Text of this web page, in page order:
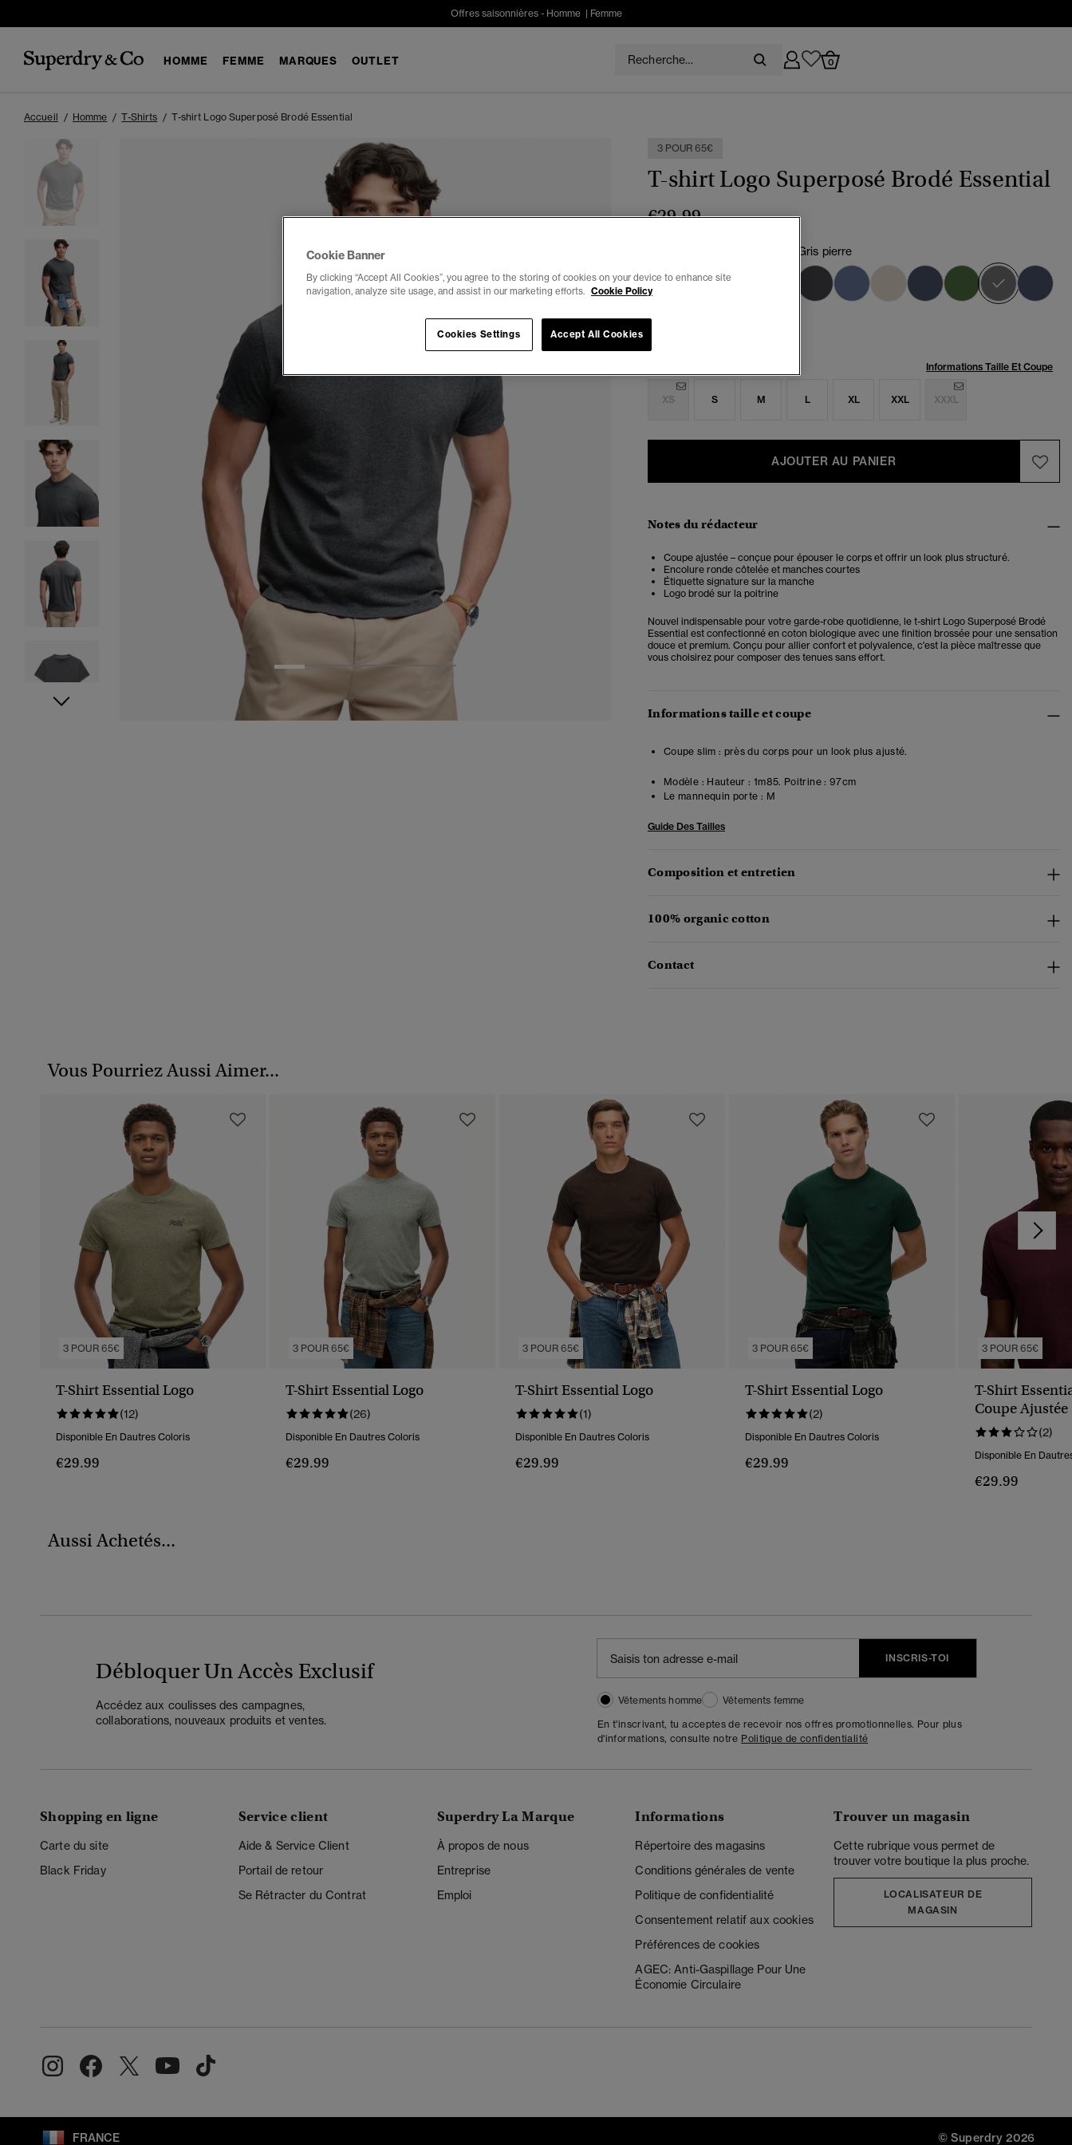
Offres saisonnières - Homme| Femme
HOMME FEMME MARQUES OUTLET 0
Accueil Homme T-Shirts T-shirt Logo Superposé Brodé Essential
3
3 POUR 65€
T-shirt Logo Superposé Brodé Essential
€29.99
Gris chiné antique/Gris pierre
Informations Taille Et Coupe
XS S M L XL XXL XXXL
AJOUTER AU PANIER
Notes du rédacteur
Coupe ajustée – conçue pour épouser le corps et offrir un look plus structuré.
Encolure ronde côtelée et manches courtes
Étiquette signature sur la manche
Logo brodé sur la poitrine
Nouvel indispensable pour votre garde-robe quotidienne, le t-shirt Logo Superposé Brodé
Essential est confectionné en coton biologique avec une finition brossée pour une sensation
douce et premium. Conçu pour allier confort et polyvalence, c'est la pièce maîtresse que
vous choisirez pour composer des tenues sans effort.
Informations taille et coupe
Coupe slim : près du corps pour un look plus ajusté.
Modèle : Hauteur : 1m85. Poitrine : 97cm
Le mannequin porte : M
Guide Des Tailles
Composition et entretien
100% organic cotton
Contact
Vous Pourriez Aussi Aimer...
3 POUR 65€
T-Shirt Essential Logo
(12)
Disponible En Dautres Coloris
€29.99
3 POUR 65€
T-Shirt Essential Logo
(26)
Disponible En Dautres Coloris
€29.99
3 POUR 65€
T-Shirt Essential Logo
(1)
Disponible En Dautres Coloris
€29.99
3 POUR 65€
T-Shirt Essential Logo
(2)
Disponible En Dautres Coloris
€29.99
3 POUR 65€
T-Shirt
Coupe Ajustée
(2)
Disponible En
€29.99
Aussi Achetés...
Débloquer Un Accès Exclusif
Accédez aux coulisses des campagnes,
collaborations, nouveaux produits et ventes.
INSCRIS-TOI
Vêtements homme
Vêtements femme
En t'inscrivant, tu acceptes de recevoir nos offres promotionnelles. Pour plus
d'informations, consulte notre Politique de confidentialité
Shopping en ligne
Carte du site
Black Friday
Service client
Aide & Service Client
Portail de retour
Se Rétracter du Contrat
Superdry La Marque
À propos de nous
Entreprise
Emploi
Informations
Répertoire des magasins
Conditions générales de vente
Politique de confidentialité
Consentement relatif aux cookies
Préférences de cookies
AGEC: Anti-Gaspillage Pour Une
Économie Circulaire
Trouver un magasin
Cette rubrique vous permet de
trouver votre boutique la plus proche.
LOCALISATEUR DE
MAGASIN
FRANCE © Superdry 2026
Cookie Banner
By clicking “Accept All Cookies”, you agree to the storing of cookies on your device to enhance site
navigation, analyze site usage, and assist in our marketing efforts. Cookie Policy
Cookies Settings Accept All Cookies